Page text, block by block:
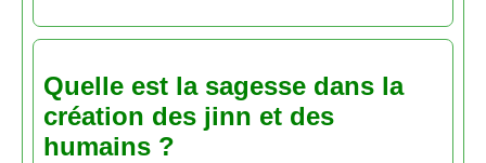
Quelle est la sagesse dans la
création des jinn et des
humains ?